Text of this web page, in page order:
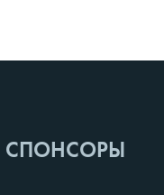
СПОНСОРЫ